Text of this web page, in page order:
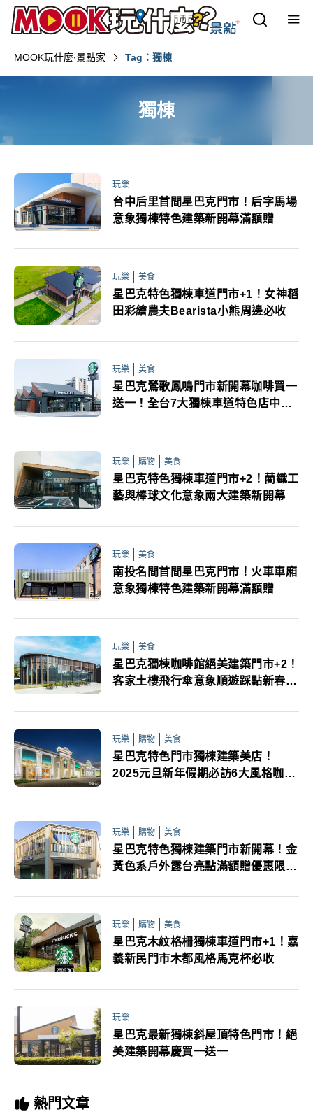
MOOK玩什麼‧景點家 Tag：獨棟
獨棟
玩樂
台中后里首間星巴克門市！后字馬場
意象獨棟特色建築新開幕滿額贈
玩樂 美食
星巴克特色獨棟車道門市+1！女神稻
田彩繪農夫Bearista小熊周邊必收
玩樂 美食
星巴克鶯歌鳳鳴門市新開幕咖啡買一
送一！全台7大獨棟車道特色店中秋
玩樂 購物 美食
星巴克特色獨棟車道門市+2！藺織工
藝與棒球文化意象兩大建築新開幕
玩樂 美食
南投名間首間星巴克門市！火車車廂
意象獨棟特色建築新開幕滿額贈
玩樂 美食
星巴克獨棟咖啡館絕美建築門市+2！
客家土樓飛行傘意象順遊踩點新春買
玩樂 購物 美食
星巴克特色門市獨棟建築美店！
2025元旦新年假期必訪6大風格咖啡
玩樂 購物 美食
星巴克特色獨棟建築門市新開幕！金
黃色系戶外露台亮點滿額贈優惠限定
玩樂 購物 美食
星巴克木紋格柵獨棟車道門市+1！嘉
義新民門市木都風格馬克杯必收
玩樂
星巴克最新獨棟斜屋頂特色門市！絕
美建築開幕慶買一送一
熱門文章